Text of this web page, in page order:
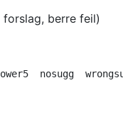
berre feil)